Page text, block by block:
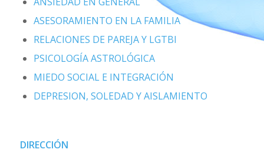
ASESORAMIENTO EN LA FAMILIA
RELACIONES DE PAREJA Y LGTBI
PSICOLOGÍA ASTROLÓGICA
MIEDO SOCIAL E INTEGRACIÓN
DEPRESION, SOLEDAD Y AISLAMIENTO
DIRECCIÓN